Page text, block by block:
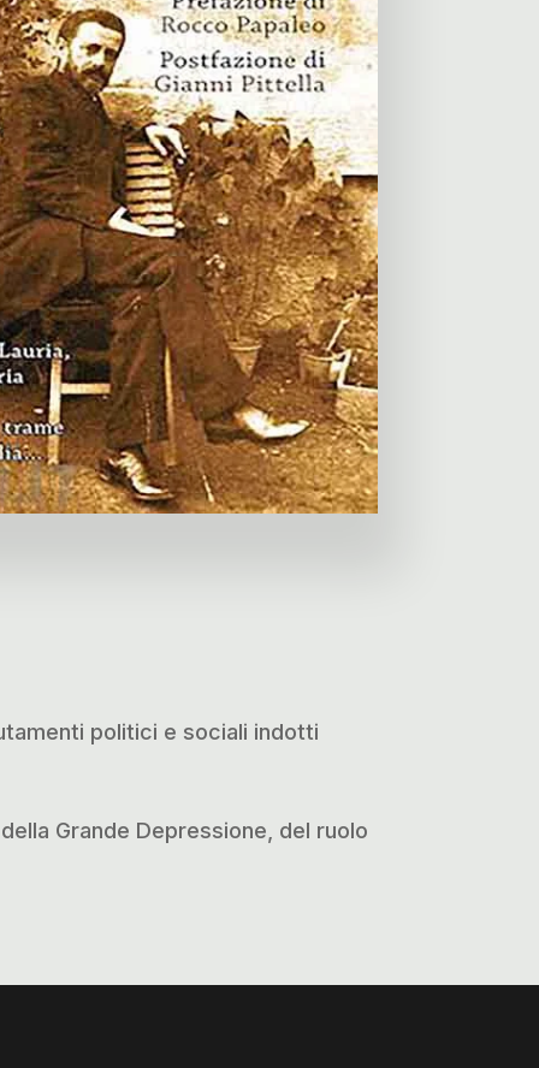
politici e sociali indotti
Grande Depressione, del ruolo